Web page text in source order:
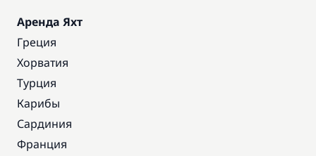
Аренда Яхт
Греция
Хорватия
Турция
Карибы
Сардиния
Франция